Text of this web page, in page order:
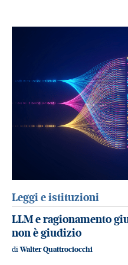
Leggi e istituzioni
LLM e ragionamento
non è giudizio
diWalter Quattrociocchi